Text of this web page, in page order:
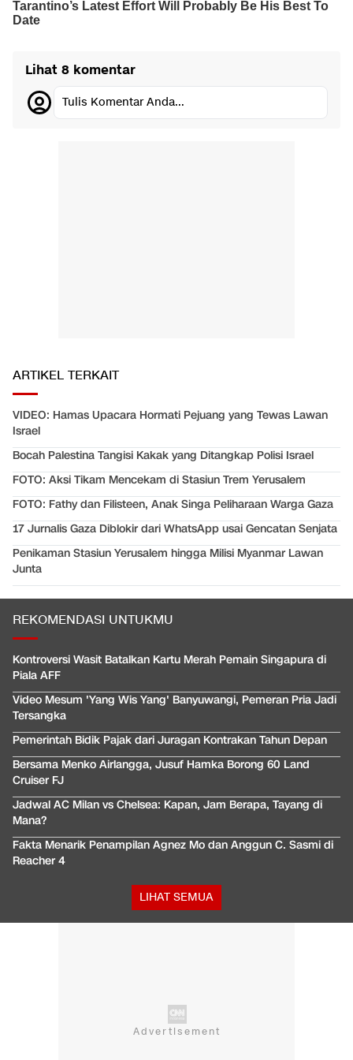
Lihat 8 komentar
Tulis Komentar Anda...
ARTIKEL TERKAIT
VIDEO: Hamas Upacara Hormati Pejuang yang Tewas Lawan
Israel
Bocah Palestina Tangisi Kakak yang Ditangkap Polisi Israel
FOTO: Aksi Tikam Mencekam di Stasiun Trem Yerusalem
FOTO: Fathy dan Filisteen, Anak Singa Peliharaan Warga Gaza
17 Jurnalis Gaza Diblokir dari WhatsApp usai Gencatan Senjata
Penikaman Stasiun Yerusalem hingga Milisi Myanmar Lawan
Junta
REKOMENDASI UNTUKMU
Kontroversi Wasit Batalkan Kartu Merah Pemain Singapura di
Piala AFF
Video Mesum 'Yang Wis Yang' Banyuwangi, Pemeran Pria Jadi
Tersangka
Pemerintah Bidik Pajak dari Juragan Kontrakan Tahun Depan
Bersama Menko Airlangga, Jusuf Hamka Borong 60 Land
Cruiser FJ
Jadwal AC Milan vs Chelsea: Kapan, Jam Berapa, Tayang di
Mana?
Fakta Menarik Penampilan Agnez Mo dan Anggun C. Sasmi di
Reacher 4
LIHAT SEMUA